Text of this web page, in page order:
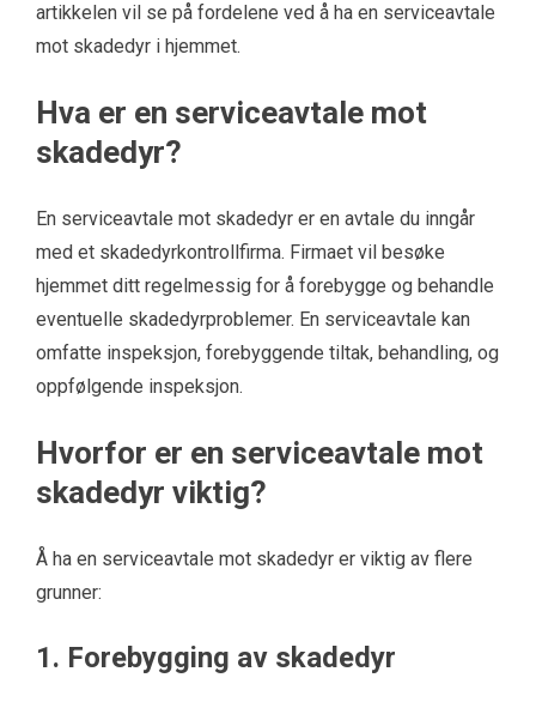
artikkelen vil se på fordelene ved å ha en serviceavtale
mot skadedyr i hjemmet.
Hva er en serviceavtale mot
skadedyr?
En serviceavtale mot skadedyr er en avtale du inngår
med et skadedyrkontrollfirma. Firmaet vil besøke
hjemmet ditt regelmessig for å forebygge og behandle
eventuelle skadedyrproblemer. En serviceavtale kan
omfatte inspeksjon, forebyggende tiltak, behandling, og
oppfølgende inspeksjon.
Hvorfor er en serviceavtale mot
skadedyr viktig?
Å ha en serviceavtale mot skadedyr er viktig av flere
grunner:
1. Forebygging av skadedyr